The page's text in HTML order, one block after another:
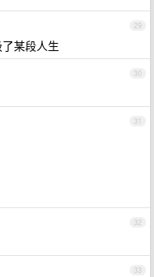
29
某段人生
30
31
32
33